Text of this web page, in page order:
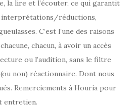
la lire et l’écouter, ce qui garantit
interprétations/réductions,
C’est l’une des raisons
chacun, à avoir un accès
ou l’audition, sans le filtre
non) réactionnaire. Dont nous
Remerciements à Houria pour
entretien.